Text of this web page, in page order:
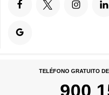
TELÉFONO GRATUITO
900